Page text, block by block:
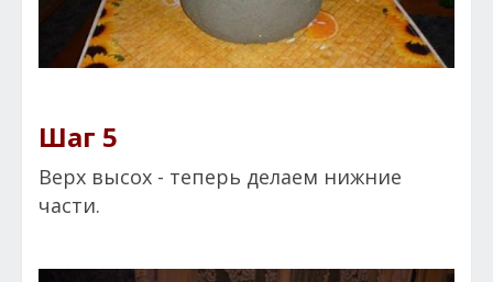
Шаг 5
Верх высох - теперь делаем нижние
части.